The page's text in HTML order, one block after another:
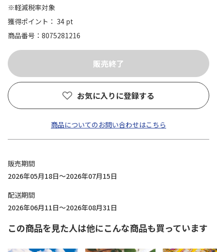
※軽減税率対象
獲得ポイント： 34 pt
商品番号
8075281216
お気に入りに登録する
商品についてのお問い合わせはこちら
販売期間
2026年05月18日～2026年07月15日
配送期間
2026年06月11日～2026年08月31日
この商品を見た人は他にこんな商品も買っています